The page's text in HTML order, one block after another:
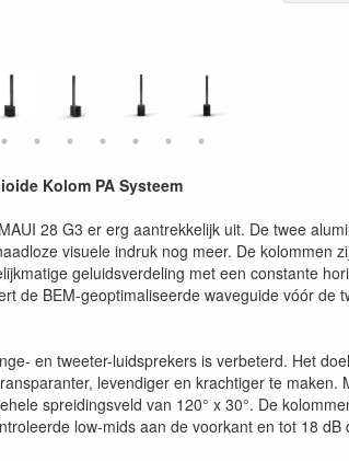
Kolom PA Systeem
28 G3 er erg aantrekkelijk uit. De twee
visuele indruk nog meer. De kolommen
geluidsverdeling met een constante
de BEM-geoptimaliseerde waveguide vóór
en tweeter-luidsprekers is verbeterd. Het
levendiger en krachtiger te
spreidingsveld van 120° x 30°. De
low-mids aan de voorkant en tot 18